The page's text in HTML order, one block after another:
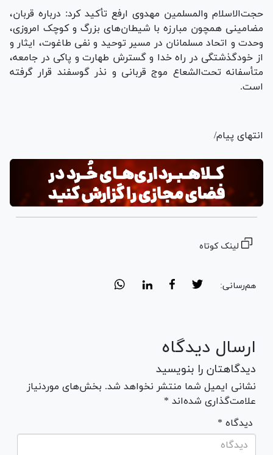
حجت‌الاسلام والمسلمین مهدوی ارفع تأکید کرد: درباره قربان،
مضامینی همچون مبارزه با شیطان‌های بزرگ و کوچک امروزی،
وحدت و اتحاد مسلمانان در مسیر توحید و نفی طاغوت، ایثار و
از خودگذشتگی در راه خدا و گسترش طهارت و پاکی در جامعه،
متأسفانه تحت‌الشعاع موج قربانی و نذر گوسفند قرار گرفته
است.
انتهای پیام/
لینک کوتاه
هم‌رسانی:
ارسال دیدگاه
دیدگاهتان را بنویسید
نشانی ایمیل شما منتشر نخواهد شد. بخش‌های موردنیاز
علامت‌گذاری شده‌اند *
* دیدگاه